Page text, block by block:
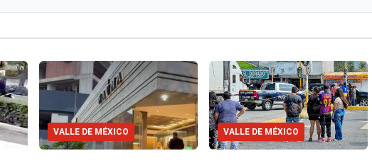
VALLE DE MÉXICO VALLE DE MÉXICO